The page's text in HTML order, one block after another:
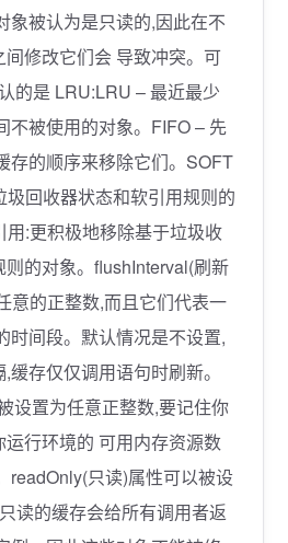
象被认为是只读的,因此在不
修改它们会 导致冲突。可
的是 LRU:LRU – 最近最少
不被使用的对象。FIFO – 先
存的顺序来移除它们。SOFT
回收器状态和软引用规则的
用:更积极地移除基于垃圾收
的对象。flushInterval(刷新
意的正整数,而且它们代表一
时间段。默认情况是不设置,
存仅仅调用语句时刷新。
设置为任意正整数,要记住你
行环境的 可用内存资源数
readOnly(只读)属性可以被设
读的缓存会给所有调用者返